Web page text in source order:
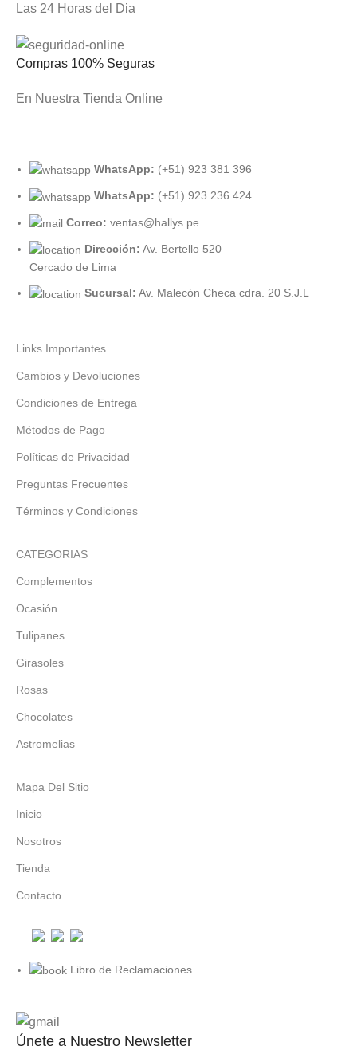
Las 24 Horas del Dia
Compras 100% Seguras
En Nuestra Tienda Online
WhatsApp: (+51) 923 381 396
WhatsApp: (+51) 923 236 424
Correo: ventas@hallys.pe
Dirección: Av. Bertello 520
Cercado de Lima
Sucursal: Av. Malecón Checa cdra. 20 S.J.L
Links Importantes
Cambios y Devoluciones
Condiciones de Entrega
Métodos de Pago
Políticas de Privacidad
Preguntas Frecuentes
Términos y Condiciones
CATEGORIAS
Complementos
Ocasión
Tulipanes
Girasoles
Rosas
Chocolates
Astromelias
Mapa Del Sitio
Inicio
Nosotros
Tienda
Contacto
Libro de Reclamaciones
Únete a Nuestro Newsletter